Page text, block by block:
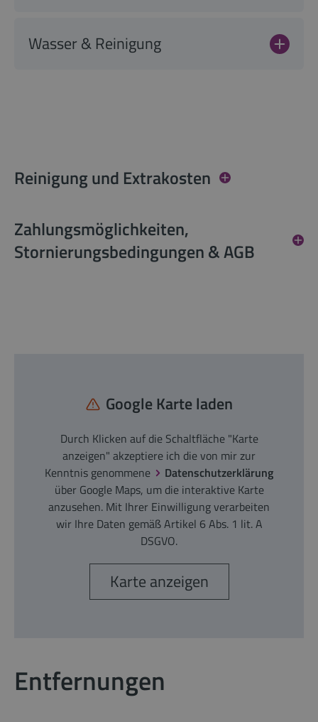
Wasser & Reinigung
Reinigung und Extrakosten
Zahlungsmöglichkeiten,
Stornierungsbedingungen & AGB
Google Karte laden
Durch Klicken auf die Schaltfläche "Karte
anzeigen" akzeptiere ich die von mir zur
Kenntnis genommene
Datenschutzerklärung
über Google Maps, um die interaktive Karte
anzusehen. Mit Ihrer Einwilligung verarbeiten
wir Ihre Daten gemäß Artikel 6 Abs. 1 lit. A
DSGVO.
Karte anzeigen
Entfernungen